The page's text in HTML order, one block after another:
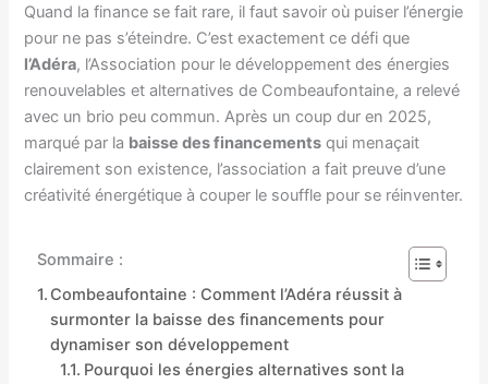
Quand la finance se fait rare, il faut savoir où puiser l’énergie
pour ne pas s’éteindre. C’est exactement ce défi que
l’Adéra, l’Association pour le développement des énergies
renouvelables et alternatives de Combeaufontaine, a relevé
avec un brio peu commun. Après un coup dur en 2025,
marqué par la baisse des financements qui menaçait
clairement son existence, l’association a fait preuve d’une
créativité énergétique à couper le souffle pour se réinventer.
Sommaire :
Combeaufontaine : Comment l’Adéra réussit à
surmonter la baisse des financements pour
dynamiser son développement
Pourquoi les énergies alternatives sont la